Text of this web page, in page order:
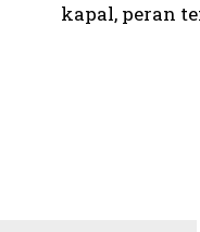
kapal, peran